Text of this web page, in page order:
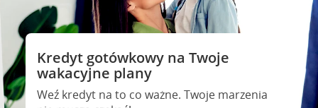
Kredyt gotówkowy na Twoje
wakacyjne plany
Weź kredyt na to co ważne. Twoje marzenia